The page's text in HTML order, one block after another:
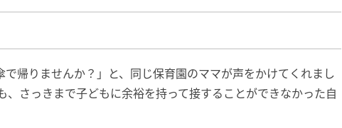
で帰りませんか？」と、同じ保育園のママが声をかけてくれまし
、さっきまで子どもに余裕を持って接することができなかった自